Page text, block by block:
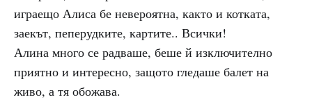
играещо Алиса бе невероятна, както и котката,
заекът, пеперудките, картите.. Всички!
Алина много се радваше, беше й изключително
приятно и интересно, защото гледаше балет на
живо, а тя обожава.